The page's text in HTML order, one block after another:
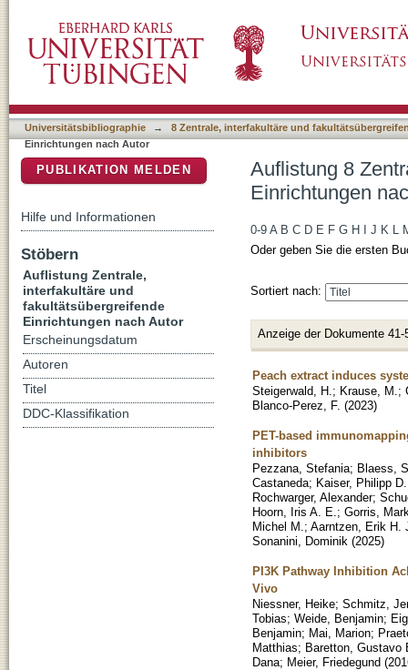
"Quintanilla-Martinez, Leticia"
Universitätsbibliographie →
8 Zentrale, interfakultäre und
Einrichtungen nach Autor
Auflistung 8
Einrichtungen
0-9 A B C D E F G H J K L
Oder geben Sie die ersten
Sortiert nach:
Anzeige der Dokumente 41-
Peach extract induces
Steigerwald, H. ; Krause, M. ;
Blanco-Perez, F. (2023)
PET-based
inhibitors
Pezzana, Stefania; Blaess,
Castaneda; Kaiser, Philipp D.
Rochwarger, Alexander;
Hoorn, Iris A. E. ; Gorris,
Michel M. ; Aarntzen, Erik H.
Sonanini, Dominik (2025)
PI3K Pathway Inhibition
Vivo
Niessner, Heike; Schmitz,
Tobias; Weide, Benjamin;
Benjamin; Mai, Marion;
Matthias; Baretton, Gustavo
Dana; Meier, Friedegund (
PUBLIKATION MELDEN
Hilfe und Informationen
Stöbern
Auflistung Zentrale,
interfakultäre und
fakultätsübergreifende
Einrichtungen nach Autor
Erscheinungsdatum
Autoren
Titel
DDC-Klassifikation